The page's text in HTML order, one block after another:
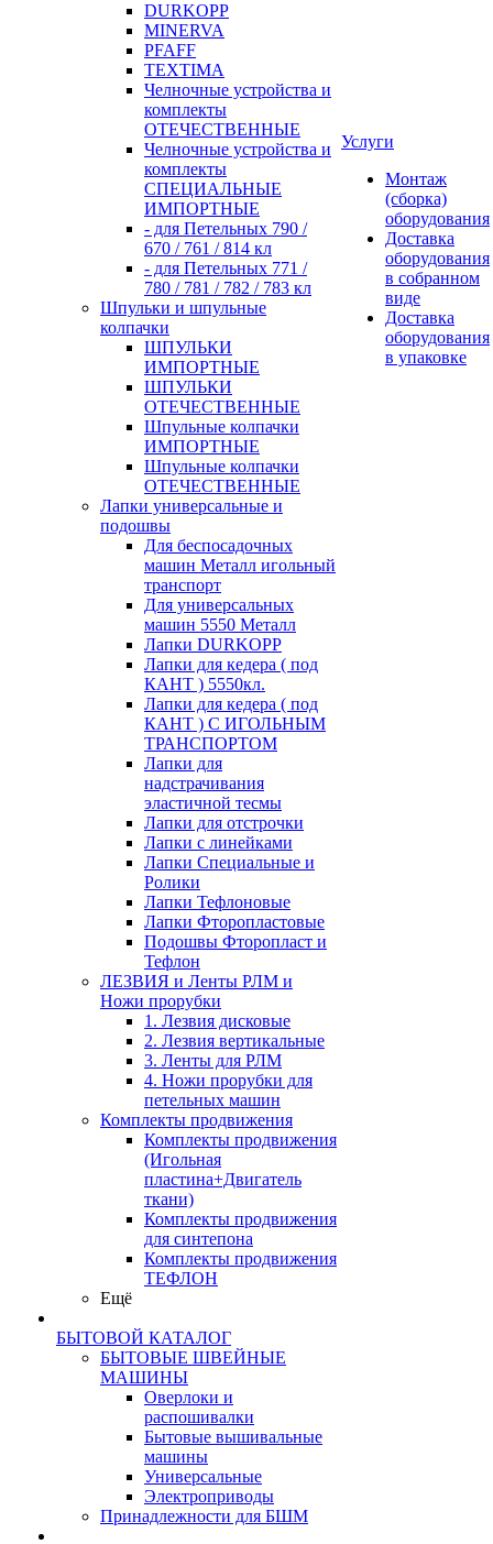
DURKOPP
MINERVA
PFAFF
TEXTIMA
Челночные устройства и
комплекты
ОТЕЧЕСТВЕННЫЕ
Челночные устройства и
комплекты
СПЕЦИАЛЬНЫЕ
ИМПОРТНЫЕ
- для Петельных 790 /
670 / 761 / 814 кл
- для Петельных 771 /
780 / 781 / 782 / 783 кл
Шпульки и шпульные
колпачки
ШПУЛЬКИ
ИМПОРТНЫЕ
ШПУЛЬКИ
ОТЕЧЕСТВЕННЫЕ
Шпульные колпачки
ИМПОРТНЫЕ
Шпульные колпачки
ОТЕЧЕСТВЕННЫЕ
Лапки универсальные и
подошвы
Для беспосадочных
машин Металл игольный
транспорт
Для универсальных
машин 5550 Металл
Лапки DURKOPP
Лапки для кедера ( под
КАНТ ) 5550кл.
Лапки для кедера ( под
КАНТ ) С ИГОЛЬНЫМ
ТРАНСПОРТОМ
Лапки для
надстрачивания
эластичной тесмы
Лапки для отстрочки
Лапки с линейками
Лапки Специальные и
Ролики
Лапки Тефлоновые
Лапки Фторопластовые
Подошвы Фторопласт и
Тефлон
ЛЕЗВИЯ и Ленты РЛМ и
Ножи прорубки
1. Лезвия дисковые
2. Лезвия вертикальные
3. Ленты для РЛМ
4. Ножи прорубки для
петельных машин
Комплекты продвижения
Комплекты продвижения
(Игольная
пластина+Двигатель
ткани)
Комплекты продвижения
для синтепона
Комплекты продвижения
ТЕФЛОН
Ещё
БЫТОВОЙ КАТАЛОГ
БЫТОВЫЕ ШВЕЙНЫЕ
МАШИНЫ
Оверлоки и
распошивалки
Бытовые вышивальные
машины
Универсальные
Электроприводы
Принадлежности для БШМ
Услуги
Монтаж
(сборка)
оборудования
Доставка
оборудования
в собранном
виде
Доставка
оборудования
в упаковке